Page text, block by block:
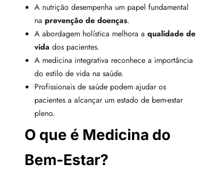
A nutrição desempenha um papel fundamental
na prevenção de doenças.
A abordagem holística melhora a qualidade de
vida dos pacientes.
A medicina integrativa reconhece a importância
do estilo de vida na saúde.
Profissionais de saúde podem ajudar os
pacientes a alcançar um estado de bem-estar
pleno.
O que é Medicina do
Bem-Estar?